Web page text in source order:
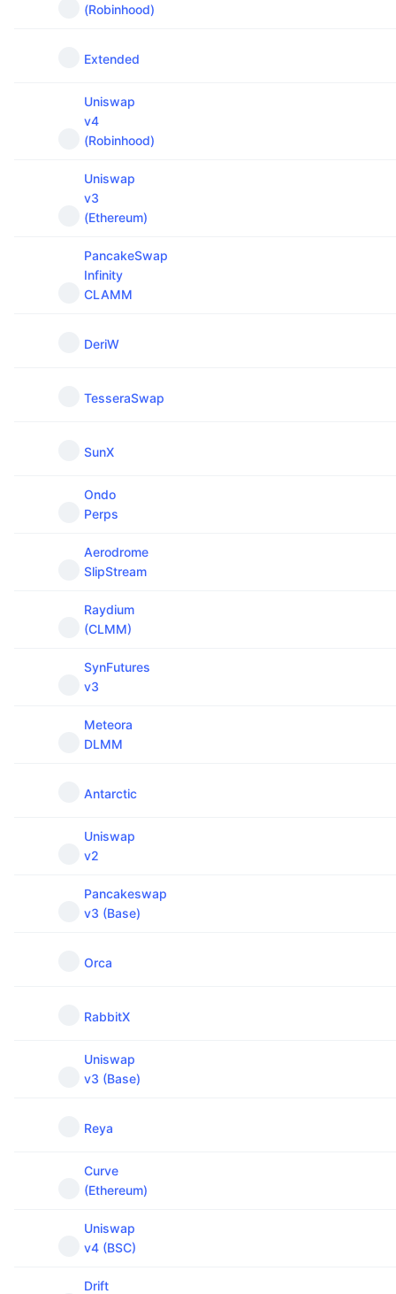
Προσεχείς πωλήσεις
Ημερολόγιο ICO
Ημερολόγιο Εκδηλώσεων
(Robinhood)
Extended
Uniswap
v4
(Robinhood)
Uniswap
v3
(Ethereum)
PancakeSwap
Infinity
CLAMM
DeriW
TesseraSwap
SunX
Ondo
Perps
Aerodrome
SlipStream
Raydium
(CLMM)
SynFutures
v3
Meteora
DLMM
Antarctic
Uniswap
v2
Pancakeswap
v3 (Base)
Orca
RabbitX
Uniswap
v3 (Base)
Reya
Curve
(Ethereum)
Uniswap
v4 (BSC)
Drift